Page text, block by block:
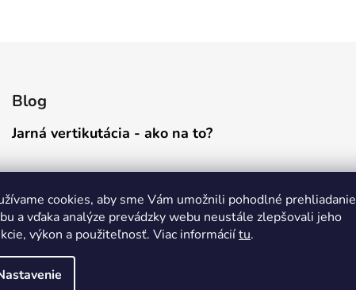
cookies, aby sme Vám umožnili pohodlné prehliadanie
a vďaka analýze prevádzky webu neustále zlepšovali jeho
výkon a použiteľnosť. Viac informáciítu.
Blog
Jarná vertikutácia - ako na to?